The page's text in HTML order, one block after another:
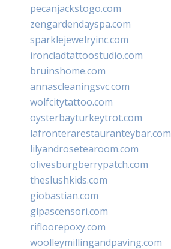
pecanjackstogo.com
zengardendayspa.com
sparklejewelryinc.com
ironcladtattoostudio.com
bruinshome.com
annascleaningsvc.com
wolfcitytattoo.com
oysterbayturkeytrot.com
lafronterarestauranteybar.com
lilyandrosetearoom.com
olivesburgberrypatch.com
theslushkids.com
giobastian.com
glpascensori.com
rifloorepoxy.com
woolleymillingandpaving.com